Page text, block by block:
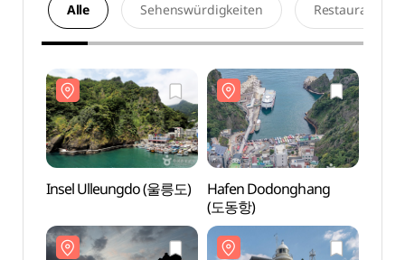
Alle Sehenswürdigkeiten Restaurants
Insel Ulleungdo (울릉도)
Hafen Dodonghang
(도동항)